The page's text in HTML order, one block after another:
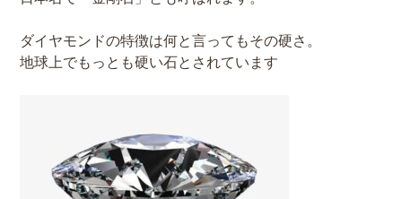
ダイヤモンドの特徴は何と言ってもその硬さ。
地球上でもっとも硬い石とされています